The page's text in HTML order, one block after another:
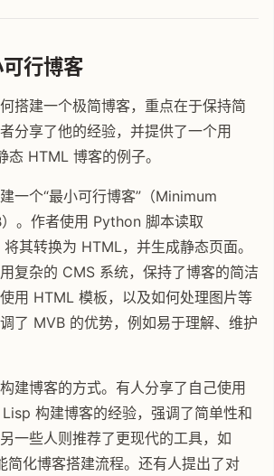
行博客
搭建一个极简博客，重点在于保持简
分享了他的经验，并提供了一个用
HTML 博客的例子。
一个“最小可行博客”（Minimum
。作者使用 Python 脚本读取
其转换为 HTML，并生成静态页面。
复杂的 CMS 系统，保持了博客的简洁
用 HTML 模板，以及如何处理图片等
了 MVB 的优势，例如易于理解、维护
建博客的方式。有人分享了自己使用
构建博客的经验，强调了简单性和
一些人则推荐了更现代的工具，如
简化博客搭建流程。还有人提出了对